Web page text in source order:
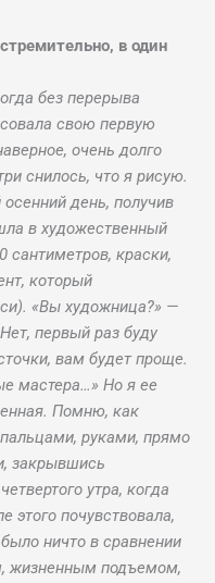
в один
без перерыва
свою первую
очень долго
снилось, что я рисую.
день, получив
в художественный
сантиметров, краски,
который
«Вы художница?» —
первый раз буду
вам будет проще.
мастера…» Но я ее
Помню, как
руками, прямо
закрывшись
утра, когда
этого почувствовала,
ничто в сравнении
жизненным подъемом,